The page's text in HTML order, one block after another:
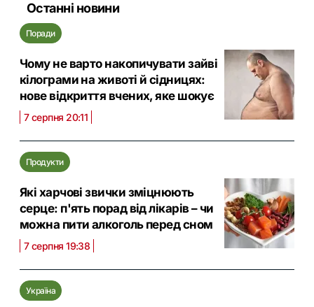
Останні новини
Поради
Чому не варто накопичувати зайві
кілограми на животі й сідницях:
нове відкриття вчених, яке шокує
7 серпня 20:11
Продукти
Які харчові звички зміцнюють
серце: п'ять порад від лікарів – чи
можна пити алкоголь перед сном
7 серпня 19:38
Україна